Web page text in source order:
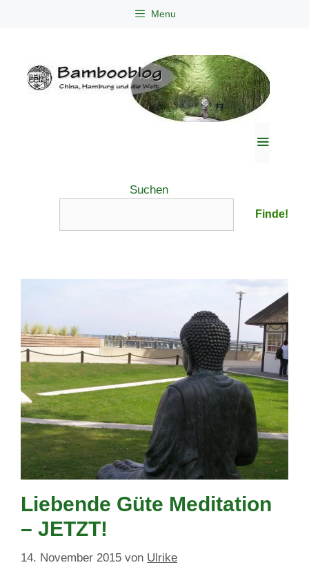
Menu
Suchen
Finde!
Liebende Güte Meditation
– JETZT!
14. November 2015 von Ulrike